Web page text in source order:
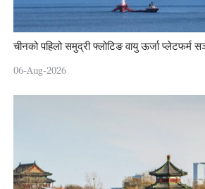
चीनको पहिलो समुद्री फ्लोटिङ वायु ऊर्जा प्लेटफर्म
06-Aug-2026